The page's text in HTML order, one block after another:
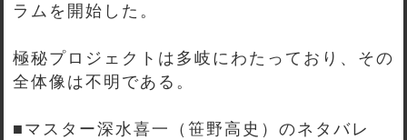
ラムを開始した。
極秘プロジェクトは多岐にわたっており、その
全体像は不明である。
■マスター深水喜一（笹野高史）のネタバレ